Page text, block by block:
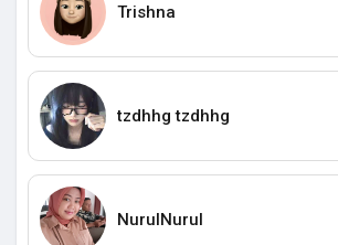
Trishna
tzdhhg tzdhhg
NurulNurul